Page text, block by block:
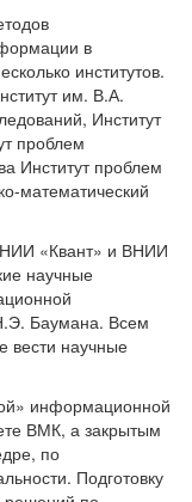
в
институтов.
им. В.А.
Институт
проблем
Институт проблем
математический
НИИ «Квант» и ВНИИ
научные
Баумана. Всем
вести научные
информационной
ВМК, а закрытым
по
Подготовку